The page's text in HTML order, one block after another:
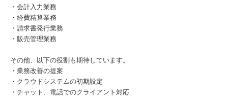
・会計入力業務
・経費精算業務
・請求書発行業務
・販売管理業務
その他、以下の役割も期待しています。
・業務改善の提案
・クラウドシステムの初期設定
・チャット、電話でのクライアント対応